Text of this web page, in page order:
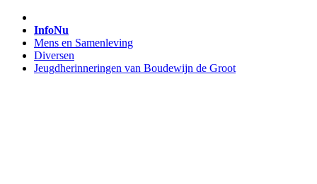
InfoNu
Mens en Samenleving
Diversen
Jeugdherinneringen van Boudewijn de Groot